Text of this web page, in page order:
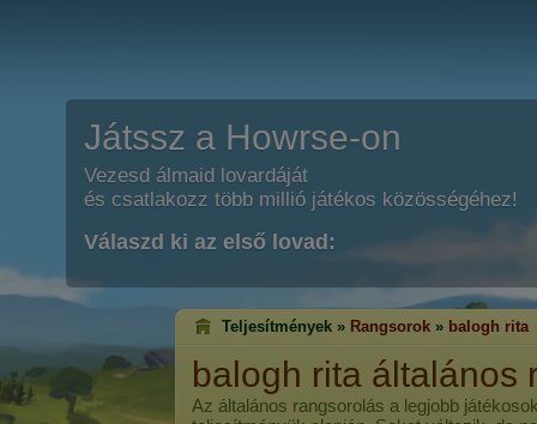
Játssz a Howrse-on
Vezesd álmaid lovardáját
és csatlakozz több millió játékos közösségéhez!
Válaszd ki az első lovad:
Teljesítmények » Rangsorok » balogh rita
balogh rita általános
Az általános rangsorolás a legjobb